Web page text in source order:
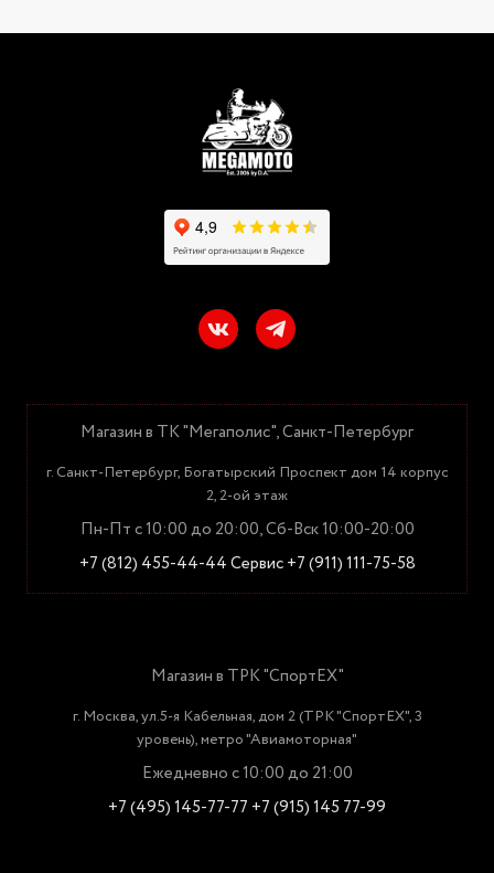
Магазин в ТК "Мегаполис", Санкт-Петербург
г. Санкт-Петербург, Богатырский Проспект дом 14 корпус
2, 2-ой этаж
Пн-Пт с 10:00 до 20:00, Сб-Вск 10:00-20:00
+7 (812) 455-44-44Сервис +7 (911) 111-75-58
Магазин в ТРК "СпортЕХ"
г. Москва, ул.5-я Кабельная, дом 2 (ТРК "СпортЕХ", 3
уровень), метро "Авиамоторная"
Ежедневно с 10:00 до 21:00
+7 (495) 145-77-77 +7 (915) 145 77-99